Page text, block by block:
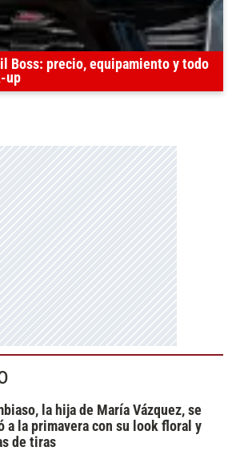
Boss: precio, equipamiento y todo
up
la hija de María Vázquez, se
a la primavera con su look floral y
de tiras